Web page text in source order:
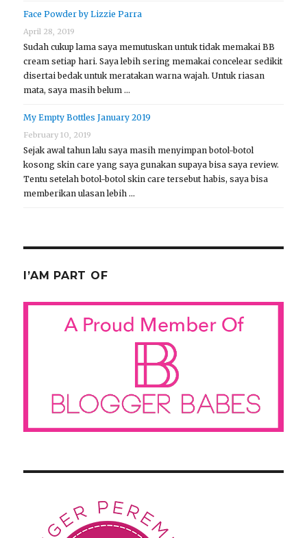
Face Powder by Lizzie Parra
April 28, 2019
Sudah cukup lama saya memutuskan untuk tidak memakai BB
cream setiap hari. Saya lebih sering memakai concelear sedikit
disertai bedak untuk meratakan warna wajah. Untuk riasan
mata, saya masih belum …
My Empty Bottles January 2019
February 10, 2019
Sejak awal tahun lalu saya masih menyimpan botol-botol
kosong skin care yang saya gunakan supaya bisa saya review.
Tentu setelah botol-botol skin care tersebut habis, saya bisa
memberikan ulasan lebih …
I’AM PART OF